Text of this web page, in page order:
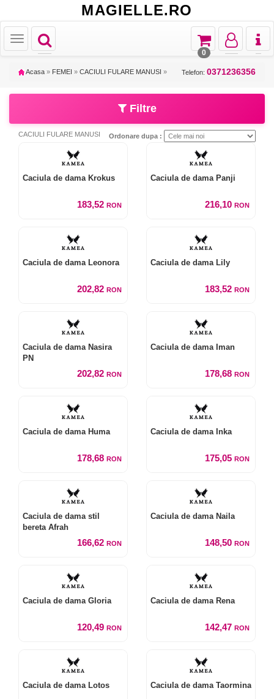
MAGIELLE.RO
Toggle
navigation
Toggle
Toggle
navigation
Toggle
navigation
Toggle
navigation
0
Acasa » FEMEI » CACIULI FULARE MANUSI » Telefon: 0371236356
Filtre
CACIULI FULARE MANUSI Ordonare dupa :
Caciula de dama Krokus
183,52 RON
Caciula de dama Panji
216,10 RON
Caciula de dama Leonora
202,82 RON
Caciula de dama Lily
183,52 RON
Caciula de dama Nasira
PN
202,82 RON
Caciula de dama Iman
178,68 RON
Caciula de dama Huma
178,68 RON
Caciula de dama Inka
175,05 RON
Caciula de dama stil
bereta Afrah
166,62 RON
Caciula de dama Naila
148,50 RON
Caciula de dama Gloria
120,49 RON
Caciula de dama Rena
142,47 RON
Caciula de dama Lotos Caciula de dama Taormina